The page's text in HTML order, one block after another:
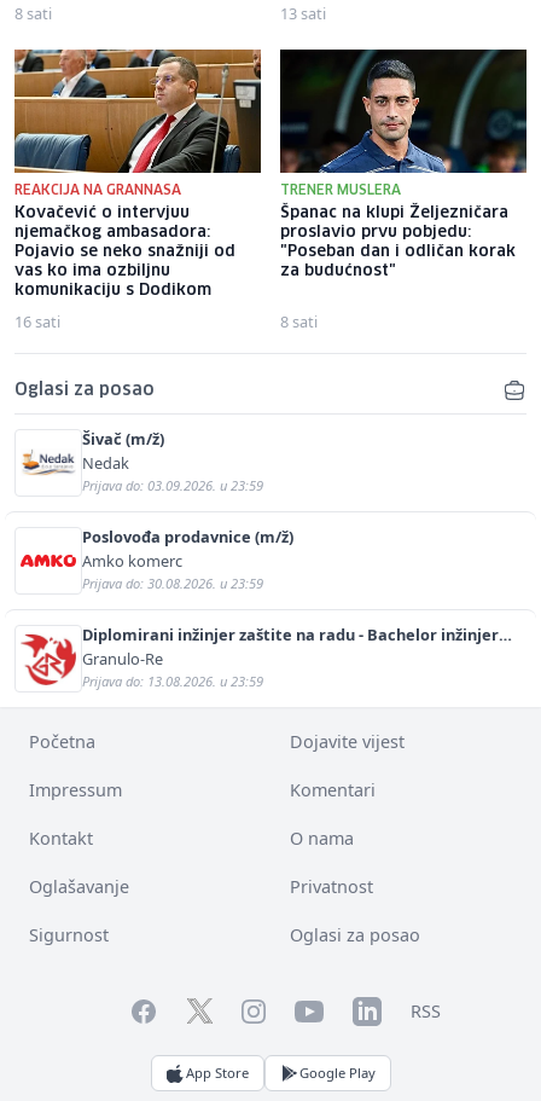
8 sati 13 sati
REAKCIJA NA GRANNASA
Kovačević o intervjuu
njemačkog ambasadora:
Pojavio se neko snažniji od
vas ko ima ozbiljnu
komunikaciju s Dodikom
16 sati
TRENER MUSLERA
Španac na klupi Željezničara
proslavio prvu pobjedu:
"Poseban dan i odličan korak
za budućnost"
8 sati
Oglasi za posao
Šivač (m/ž)
Nedak
Prijava do: 03.09.2026. u 23:59
Poslovođa prodavnice (m/ž)
Amko komerc
Prijava do: 30.08.2026. u 23:59
Diplomirani inžinjer zaštite na radu - Bachelor inžinjer
sigurnosti i pomoći (m/ž)
Granulo-Re
Prijava do: 13.08.2026. u 23:59
Početna Dojavite vijest
Impressum Komentari
Kontakt O nama
Oglašavanje Privatnost
Sigurnost Oglasi za posao
FacebookTwitterInstagramYouTubeLinkedInRSS
App Store Google Play